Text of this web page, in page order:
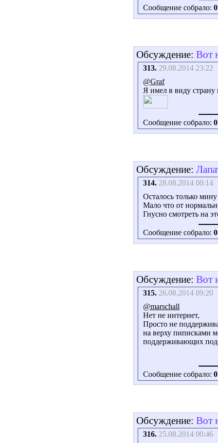
Сообщение собрало: 0
Обсуждение: Вот
313. 29.08.2014 23:22
@Graf
Я имел в виду
Сообщение собрало: 0
Обсуждение:
314. 28.08.2014 00:14
Осталось только
Мало что от
Гнусно смотреть на
Сообщение собрало: 0
Обсуждение: Вот
315. 26.08.2014 09:20
@marschall
Нет не интернет,
Просто не
на верху пиписками
поддерживающих
Сообщение собрало: 0
Обсуждение: Вот
316. 25.08.2014 00:46